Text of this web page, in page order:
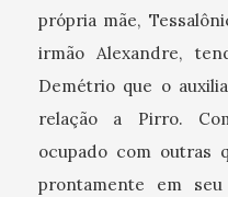
própria mãe,
irmão Alexandre,
Demétrio que o
relação a Pirro.
ocupado com outras
prontamente em